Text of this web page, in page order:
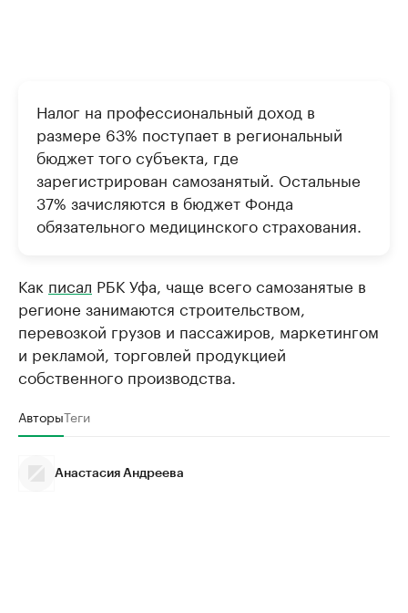
Налог на профессиональный доход в
размере 63% поступает в региональный
бюджет того субъекта, где
зарегистрирован самозанятый. Остальные
37% зачисляются в бюджет Фонда
обязательного медицинского страхования.
Как писал РБК Уфа, чаще всего самозанятые в
регионе занимаются строительством,
перевозкой грузов и пассажиров, маркетингом
и рекламой, торговлей продукцией
собственного производства.
АвторыТеги
Анастасия Андреева